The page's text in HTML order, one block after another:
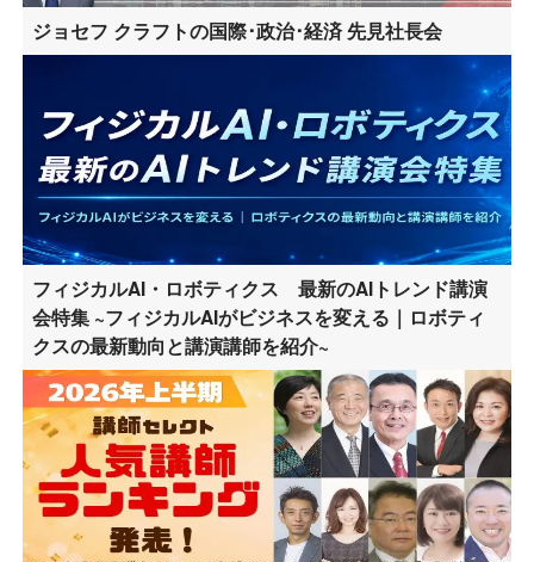
ジョセフ クラフトの国際･政治･経済 先見社長会
フィジカルAI・ロボティクス 最新のAIトレンド講演
会特集 ~フィジカルAIがビジネスを変える｜ロボティ
クスの最新動向と講演講師を紹介~